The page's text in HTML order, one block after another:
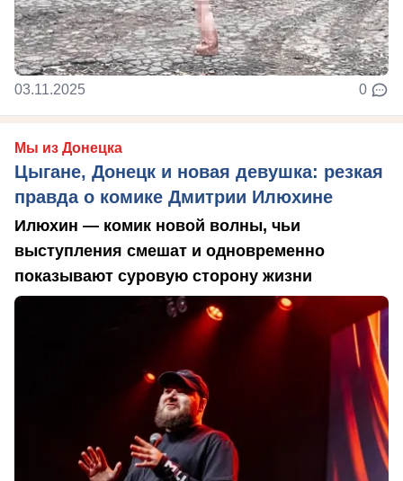
03.11.2025 0
Мы из Донецка
Цыгане, Донецк и новая девушка: резкая
правда о комике Дмитрии Илюхине
Илюхин — комик новой волны, чьи
выступления смешат и одновременно
показывают суровую сторону жизни